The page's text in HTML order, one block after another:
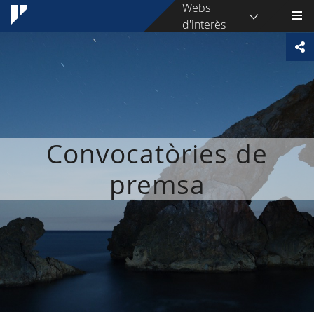
Webs
d'interès
Convocatòries de
premsa